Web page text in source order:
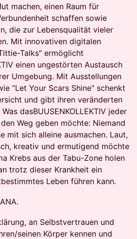
machen, einen Raum für
schaffen sowie
die zur Lebensqualität vieler
Mit innovativen digitalen
Talks" ermöglicht
einen ungestörten Austausch
Umgebung. Mit Ausstellungen
“Let Your Scars Shine" schenkt
und gibt ihren veränderten
dasBUUSENKOLLEKTIV jeder
Weg geben möchte: Niemand
mit sich alleine ausmachen. Laut,
kreativ und ermutigend möchte
Krebs aus der Tabu-Zone holen
trotz dieser Krankheit ein
Leben führen kann.
an Selbstvertrauen und
seinen Körper kennen und